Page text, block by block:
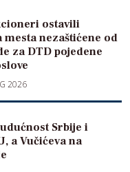
ostavili
mesta nezaštićene od
za DTD pojedene
2026
Srbije i
a Vučićeva na